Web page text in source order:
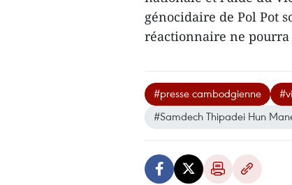
génocidaire de Pol Pot
réactionnaire ne
#presse cambodgienne
#Samdech Thipadei Hun